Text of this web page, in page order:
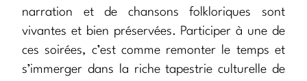
narration et de chansons folkloriques sont
vivantes et bien préservées. Participer à une de
ces soirées, c’est comme remonter le temps et
s’immerger dans la riche tapestrie culturelle de